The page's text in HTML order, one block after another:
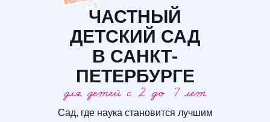
Сад, где наука становится лучшим
ЧАСТНЫЙ
ДЕТСКИЙ САД
В САНКТ-
ПЕТЕРБУРГЕ